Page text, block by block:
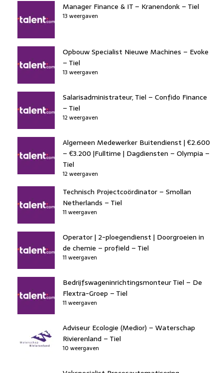
Manager Finance & IT – Kranendonk – Tiel
13 weergaven
Opbouw Specialist Nieuwe Machines – Evoke
– Tiel
13 weergaven
Salarisadministrateur, Tiel – Confido Finance
– Tiel
12 weergaven
Algemeen Medewerker Buitendienst | €2.600
– €3.200 |Fulltime | Dagdiensten – Olympia –
Tiel
12 weergaven
Technisch Projectcoördinator – Smollan
Netherlands – Tiel
11 weergaven
Operator | 2-ploegendienst | Doorgroeien in
de chemie – profield – Tiel
11 weergaven
Bedrijfswageninrichtingsmonteur Tiel – De
Flextra-Groep – Tiel
11 weergaven
Adviseur Ecologie (Medior) – Waterschap
Rivierenland – Tiel
10 weergaven